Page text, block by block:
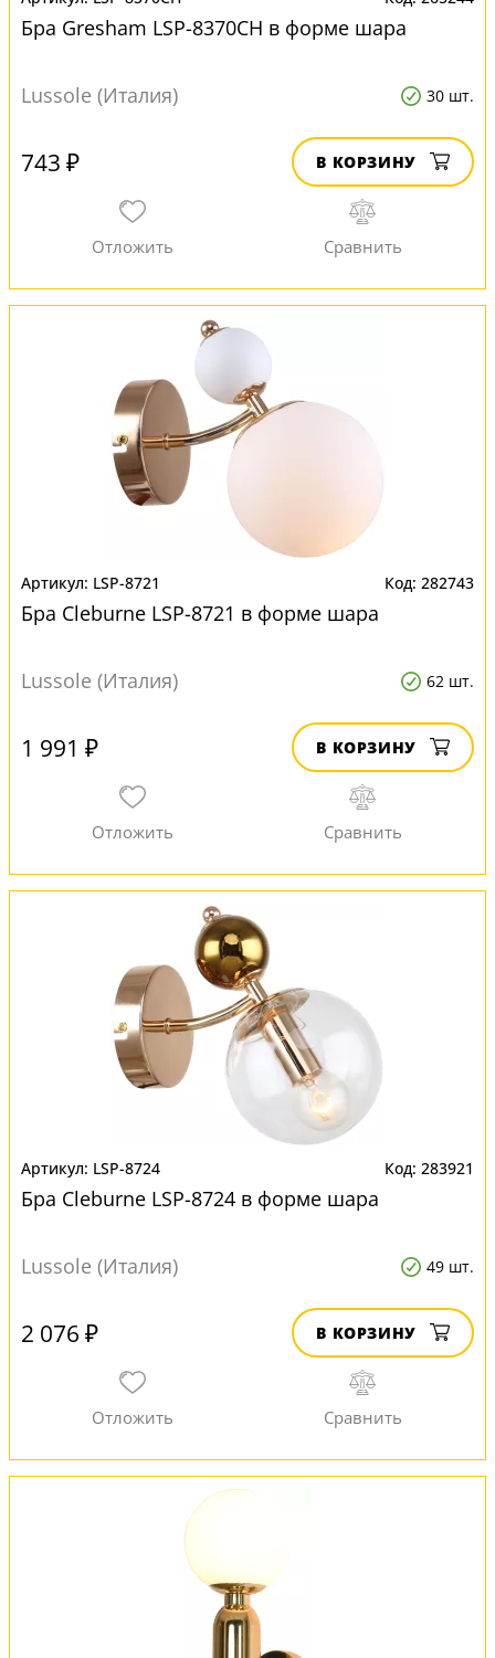
Бра Gresham LSP-8370CH в форме шара
Lussole (Италия) 30 шт.
743 ₽ В КОРЗИНУ
LSP-8721 282743
Бра Cleburne LSP-8721 в форме шара
Lussole (Италия) 62 шт.
1 991 ₽ В КОРЗИНУ
LSP-8724 283921
Бра Cleburne LSP-8724 в форме шара
Lussole (Италия) 49 шт.
2 076 ₽ В КОРЗИНУ